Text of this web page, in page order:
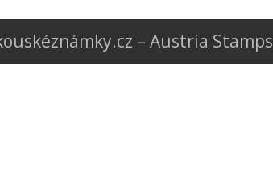
– Austria Stamps